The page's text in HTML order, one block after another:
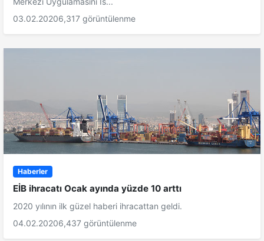
03.02.20206,317 görüntülenme
Haberler
EİB ihracatı Ocak ayında yüzde 10 arttı
2020 yılının ilk güzel haberi ihracattan geldi.
04.02.20206,437 görüntülenme